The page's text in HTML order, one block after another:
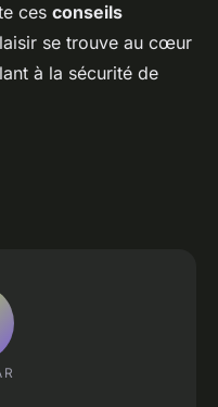
ces conseils
se trouve au cœur
à la sécurité de